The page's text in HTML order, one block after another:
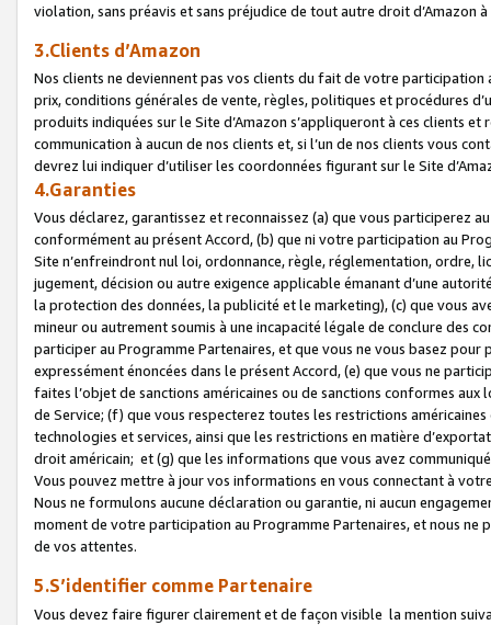
violation, sans préavis et sans préjudice de tout autre droit
3.Clients d’Amazon
Nos clients ne deviennent pas vos clients du fait de votre
prix, conditions générales de vente, règles, politiques et procédures
produits indiquées sur le Site d’Amazon s’appliqueront à ces clients
communication à aucun de nos clients et, si l’un de nos clients vous
devrez lui indiquer d’utiliser les coordonnées figurant sur le Site
4.Garanties
Vous déclarez, garantissez et reconnaissez (a) que vous participerez
conformément au présent Accord, (b) que ni votre participation au
Site n’enfreindront nul loi, ordonnance, règle, réglementation, ordre,
jugement, décision ou autre exigence applicable émanant d’une
la protection des données, la publicité et le marketing), (c) que vous
mineur ou autrement soumis à une incapacité légale de conclure des
participer au Programme Partenaires, et que vous ne vous basez
expressément énoncées dans le présent Accord, (e) que vous ne
faites l’objet de sanctions américaines ou de sanctions conformes
de Service; (f) que vous respecterez toutes les restrictions
technologies et services, ainsi que les restrictions en matière
droit américain; et (g) que les informations que vous avez
Vous pouvez mettre à jour vos informations en vous connectant à
Nous ne formulons aucune déclaration ou garantie, ni aucun
moment de votre participation au Programme Partenaires, et nous
de vos attentes.
5.S’identifier comme Partenaire
Vous devez faire figurer clairement et de façon visible la mention